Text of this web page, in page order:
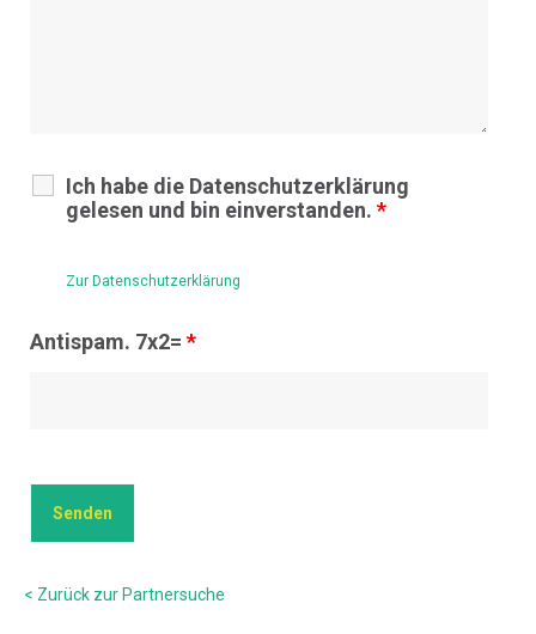
Ich habe die Datenschutzerklärung
gelesen und bin einverstanden. *
Zur Datenschutzerklärung
Antispam. 7x2= *
< Zurück zur Partnersuche